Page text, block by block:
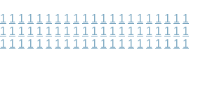
1 1 1 1 1 1 1 1 1 1 1 1 1 1 1 1 1 1 1 1 1
1 1 1 1 1 1 1 1 1 1 1 1 1 1 1 1 1 1 1 1 1
1 1 1 1 1 1 1 1 1 1 1 1 1 1 1 1 1 1 1 1 1